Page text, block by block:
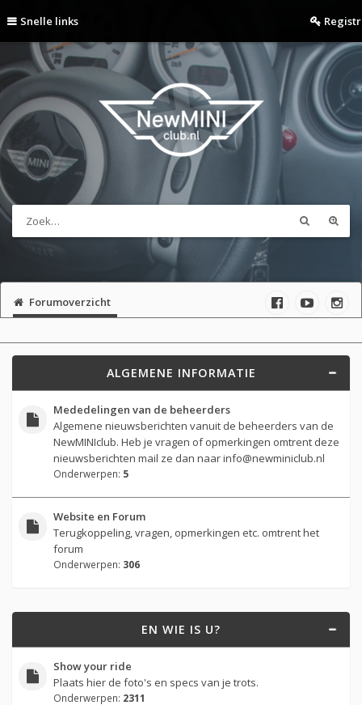
Snelle links
Forumoverzicht
ALGEMENE INFORMATIE
Mededelingen van de beheerders
Algemene nieuwsberichten vanuit de beheerders van de
NewMINIclub. Heb je vragen of opmerkingen omtrent deze
nieuwsberichten mail ze dan naarinfo@newminiclub.nl
Onderwerpen: 5
Website en Forum
Terugkoppeling, vragen, opmerkingen etc. omtrent het
forum
Onderwerpen: 306
EN WIE IS U?
Show your ride
Plaats hier de foto's en specs van je trots.
Onderwerpen: 2311